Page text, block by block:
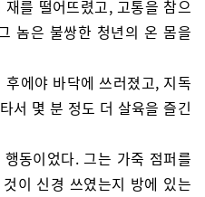
를 떨어뜨렸고, 고통을 참으
놈은 불쌍한 청년의 온 몸을
에야 바닥에 쓰러졌고, 지독
서 몇 분 정도 더 살육을 즐긴
동이었다. 그는 가죽 점퍼를
이 신경 쓰였는지 방에 있는